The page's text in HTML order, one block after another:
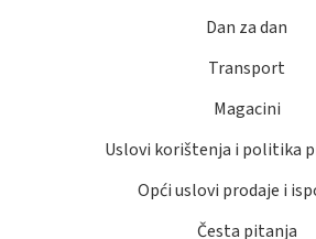
Dan za dan
Transport
Magacini
Uslovi korištenja i politika
Opći uslovi prodaje i
Česta pitanja